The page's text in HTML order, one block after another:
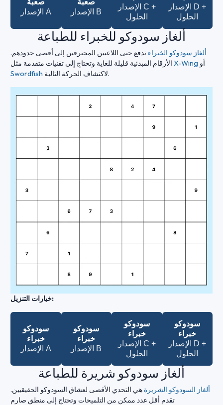
الإصدار A
الإصدار B
الإصدار C +
الحلول
الإصدار D +
الحلول
ألغاز سودوكو للخبراء للطباعة
ألغاز سودوكو الخبراء تدفع حتى اللاعبين المحترفين إلى أقصى حدودهم.
X-Wing أو
Swordfish
لاكتشاف الحركة التالية.
خيارات التنزيل:
سودوكو
خبراء
الإصدار A
سودوكو
خبراء
الإصدار B
سودوكو
خبراء
الإصدار C +
الحلول
سودوكو
خبراء
الإصدار D +
الحلول
ألغاز سودوكو شريرة للطباعة
ألغاز السودوكو الشريرة هي التحدي الأقصى لعشاق السودوكو الحقيقيين.
تقدم أقل عدد ممكن من التلميحات وتحتاج إلى منطق صارم